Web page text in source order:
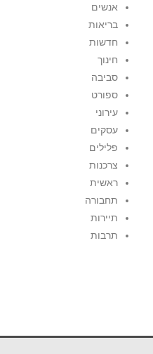
אנשים
בריאות
חדשות
חינוך
סביבה
ספורט
עירוני
עסקים
פלילים
צרכנות
ראשית
תחבורה
תיירות
תרבות